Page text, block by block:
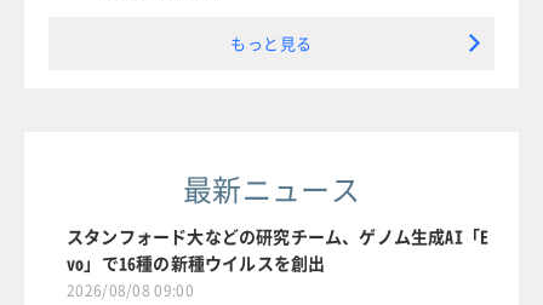
もっと見る
最新ニュース
スタンフォード大などの研究チーム、ゲノム生成AI「E
vo」で16種の新種ウイルスを創出
2026/08/08 09:00